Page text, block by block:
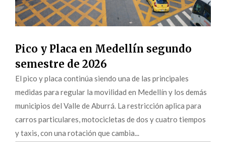
Pico y Placa en Medellín segundo
semestre de 2026
El pico y placa continúa siendo una de las principales
medidas para regular la movilidad en Medellín y los demás
municipios del Valle de Aburrá. La restricción aplica para
carros particulares, motocicletas de dos y cuatro tiempos
y taxis, con una rotación que cambia...